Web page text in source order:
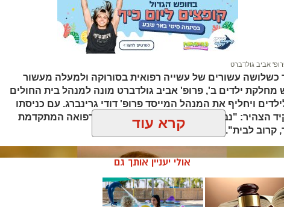
אביב גולדברט
כשלושה עשורים של עשייה רפואית בסורוקה ולמעלה מעשור
מחלקת ילדים ב', פרופ' אביב גולדברט מונה למנהל בית החולים
ויחליף את המנהל המייסד פרופ' דודי גרינברג. עם כניסתו
הצהיר: "נבטיח שכל ילד וילדה בנגב יזכו לרפואה המתקדמת
קרוב לבית".
קרא עוד
אולי יעניין אותך גם